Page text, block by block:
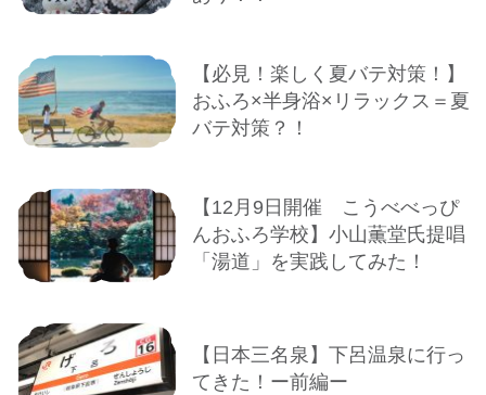
【必見！楽しく夏バテ対策！】
おふろ×半身浴×リラックス＝夏
バテ対策？！
【12月9日開催 こうべべっぴ
んおふろ学校】小山薫堂氏提唱
「湯道」を実践してみた！
【日本三名泉】下呂温泉に行っ
てきた！ー前編ー